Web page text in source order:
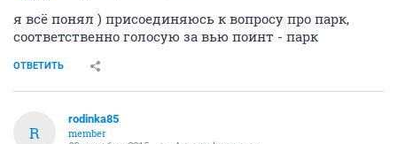
я всё понял ) присоединяюсь к вопросу про парк,
соответственно голосую за вью поинт - парк
ОТВЕТИТЬ
R
rodinka85
member